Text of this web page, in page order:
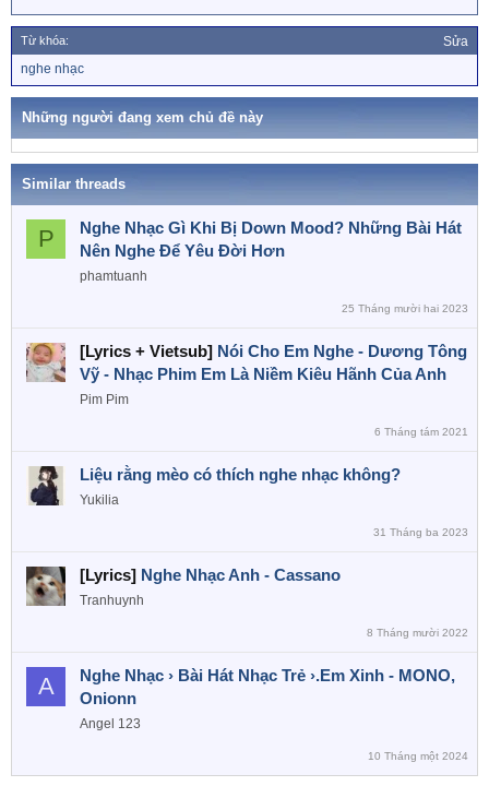
Từ khóa: Sửa
ừ
k
nghe nhạc
Những người đang xem chủ đề này
Similar threads
P
Nghe Nhạc Gì Khi Bị Down Mood? Những Bài Hát
Nên Nghe Để Yêu Đời Hơn
phamtuanh
25 Tháng mười hai 2023
[Lyrics + Vietsub] Nói Cho Em Nghe - Dương Tông
Vỹ - Nhạc Phim Em Là Niềm Kiêu Hãnh Của Anh
Pim Pim
6 Tháng tám 2021
Liệu rằng mèo có thích nghe nhạc không?
Yukilia
31 Tháng ba 2023
[Lyrics] Nghe Nhạc Anh - Cassano
Tranhuynh
8 Tháng mười 2022
A
Nghe Nhạc › Bài Hát Nhạc Trẻ ›.Em Xinh - MONO,
Onionn
Angel 123
10 Tháng một 2024